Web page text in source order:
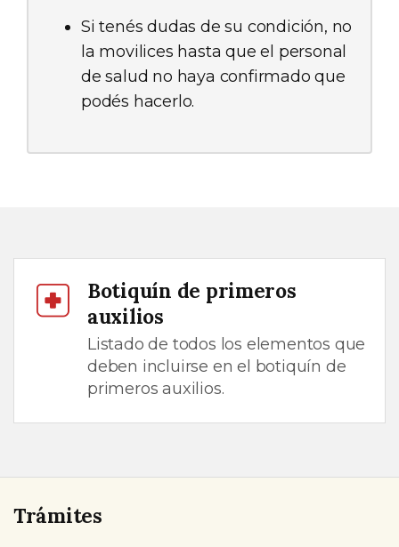
Si tenés dudas de su condición, no
la movilices hasta que el personal
de salud no haya confirmado que
podés hacerlo.
Botiquín de primeros
auxilios
Listado de todos los elementos que
deben incluirse en el botiquín de
primeros auxilios.
Trámites